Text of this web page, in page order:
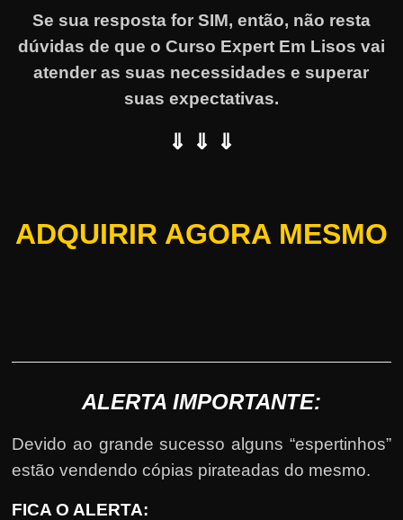
Se sua resposta for SIM, então, não resta
dúvidas de que o Curso Expert Em Lisos vai
atender as suas necessidades e superar
suas expectativas.
⇓ ⇓ ⇓
ADQUIRIR AGORA MESMO
ALERTA IMPORTANTE:
Devido ao grande sucesso alguns “espertinhos”
estão vendendo cópias pirateadas do mesmo.
FICA O ALERTA: